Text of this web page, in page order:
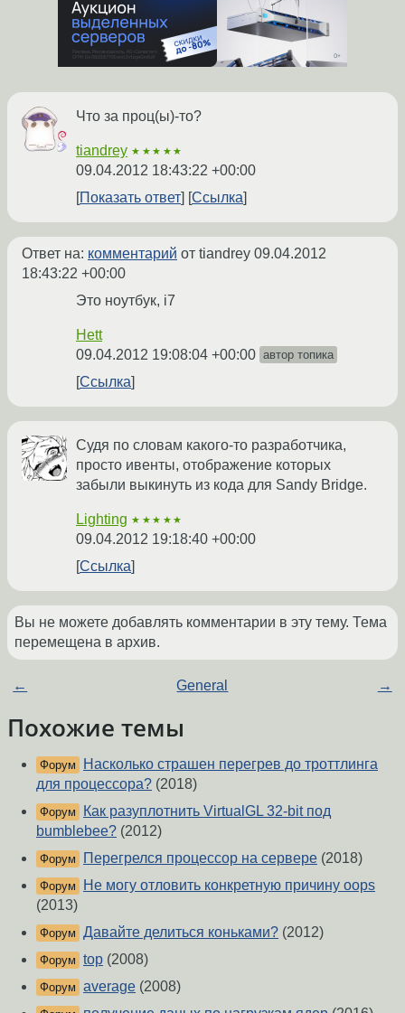
Что за проц(ы)-то?
tiandrey ★★★★★
09.04.2012 18:43:22 +00:00
Показать ответ
Ссылка
Ответ на: комментарий от tiandrey 09.04.2012
18:43:22 +00:00
Это ноутбук, i7
Hett
09.04.2012 19:08:04 +00:00 автор топика
Ссылка
Судя по словам какого-то разработчика,
просто ивенты, отображение которых
забыли выкинуть из кода для Sandy Bridge.
Lighting ★★★★★
09.04.2012 19:18:40 +00:00
Ссылка
Вы не можете добавлять комментарии в эту тему. Тема
перемещена в архив.
← General →
Похожие темы
Форум
Насколько страшен перегрев до троттлинга
для процессора? (2018)
Форум
Как разуплотнить VirtualGL 32-bit под
bumblebee? (2012)
Форум Перегрелся процессор на сервере (2018)
Форум
Не могу отловить конкретную причину oops
(2013)
Форум Давайте делиться коньками? (2012)
Форум top (2008)
Форум average (2008)